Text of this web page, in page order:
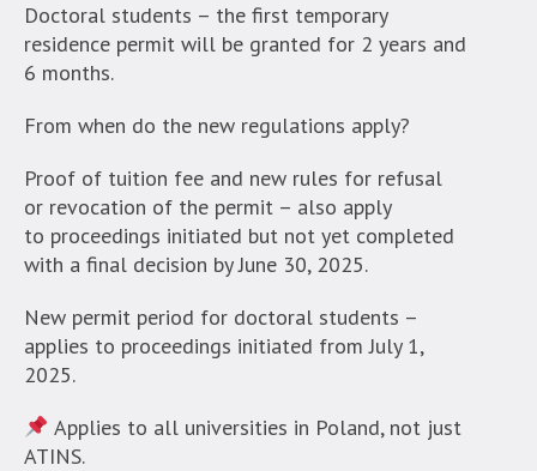
Doctoral students – the first temporary
residence permit will be granted for 2 years and
6 months.
From when do the new regulations apply?
Proof of tuition fee and new rules for refusal
or revocation of the permit – also apply
to proceedings initiated but not yet completed
with a final decision by June 30, 2025.
New permit period for doctoral students –
applies to proceedings initiated from July 1,
2025.
Applies to all universities in Poland, not just
ATINS.